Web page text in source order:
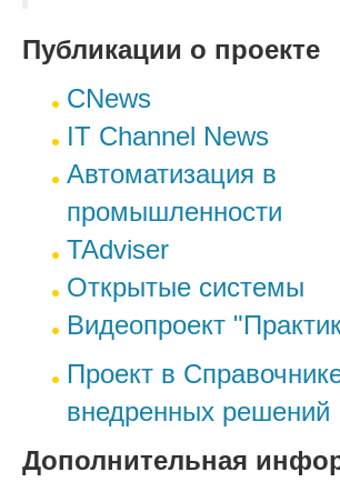
Публикации о проекте
СNews
IT Channel News
Автоматизация в
промышленности
TAdviser
Открытые системы
Видеопроект
Проект в
внедренных решений
Дополнительная